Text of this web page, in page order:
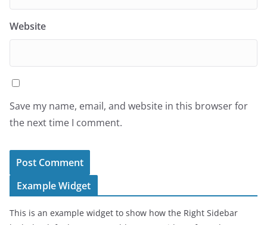
Website
Save my name, email, and website in this browser for
the next time I comment.
Example Widget
This is an example widget to show how the Right Sidebar